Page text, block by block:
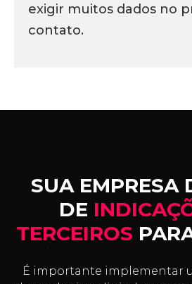
exigir muitos dados no
contato.
SUA EMPRESA
DE
TERCEIROS
É importante implementar